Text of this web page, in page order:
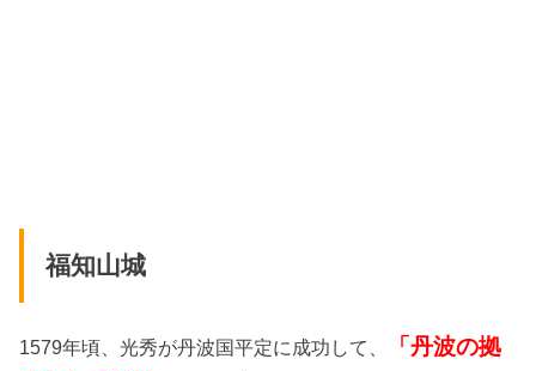
福知山城
1579年頃、光秀が丹波国平定に成功して、
「丹波の拠